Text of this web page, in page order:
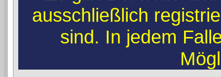
ausschließlich
sind. In jedem